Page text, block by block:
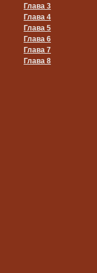
Глава 3
Глава 4
Глава 5
Глава 6
Глава 7
Глава 8